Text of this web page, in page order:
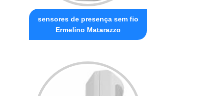
sensores de presença sem fio
Ermelino Matarazzo